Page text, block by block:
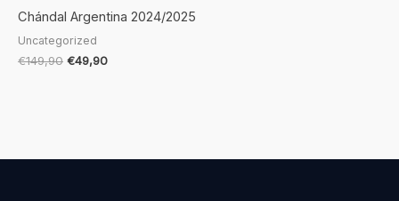
Chándal Argentina 2024/2025
Uncategorized
€149,90 €49,90